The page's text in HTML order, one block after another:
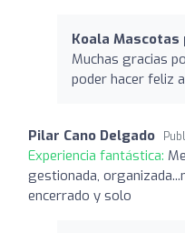
Koala Mascotas
Muchas gracias
poder hacer feliz
Pilar Cano Delgado
Experiencia fantástica:
gestionada,
encerrado y solo